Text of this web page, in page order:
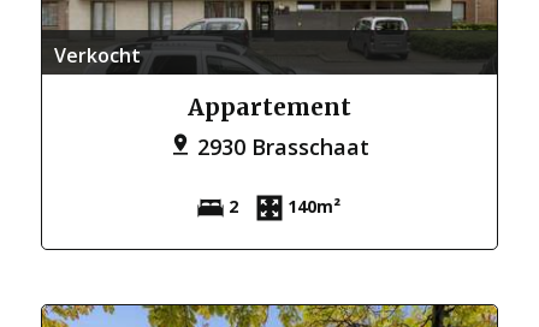
Verkocht
Appartement
2930 Brasschaat
2 140m²